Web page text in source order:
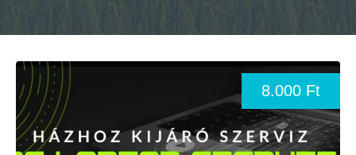
8.000 Ft